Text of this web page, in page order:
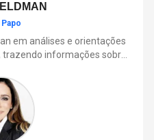
em análises e orientações
informações sobre
dos motoristas.